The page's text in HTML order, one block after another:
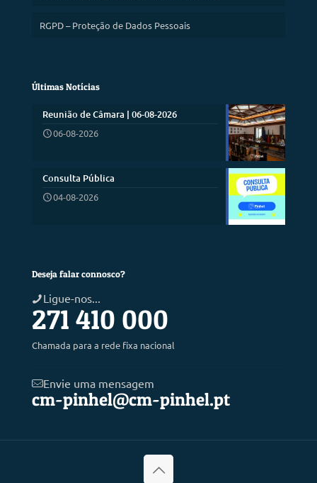
RGPD – Proteção de Dados Pessoais
Últimas Notícias
Reunião de Câmara | 06-08-2026
06-08-2026
Consulta Pública
04-08-2026
Deseja falar connosco?
Ligue-nos...
271 410 000
Chamada para a rede fixa nacional
Envie uma mensagem
cm-pinhel@cm-pinhel.pt